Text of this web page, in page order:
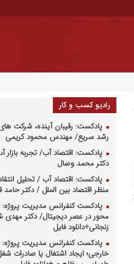
رادیو کسب و کار
پادکست: رقیبان آینده، شرکت
رشد سریع/ مهندس محمود کریمی
پادکست: اقتصاد آب/ تجربه بازار
دکتر محمد وصال
پادکست: اقتصاد آب / تحلیل
منظر اقتصاد بین الملل / دکتر
پادکست کنفرانس مدیریت پروژه:
محور در عصر دیجیتال/ دکتر مهدی
زنجانی+دانلود فایل
پادکست کنفرانس مدیریت پروژه:
خارجی؛ ایجاد اشتغال یا صادرات